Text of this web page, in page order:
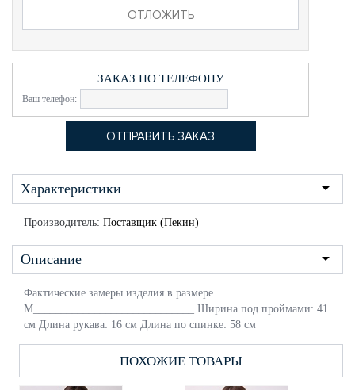
ОТЛОЖИТЬ
ЗАКАЗ ПО ТЕЛЕФОНУ
Ваш телефон:
Характеристики
Производитель: Поставщик (Пекин)
Описание
Фактические замеры изделия в размере
M_____________________________ Ширина под проймами: 41
см Длина рукава: 16 см Длина по спинке: 58 см
ПОХОЖИЕ ТОВАРЫ